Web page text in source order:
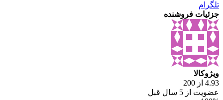
تلگرام
جزئیات فروشنده
ویژوکالا
4.93 از 200
عضویت از 5 سال قبل